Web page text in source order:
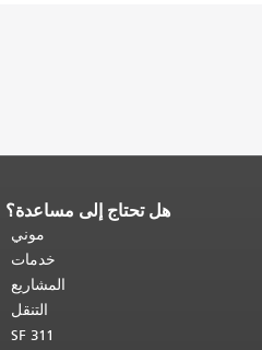
هل تحتاج إلى مساعدة؟
موني
خدمات
المشاريع
التنقل
SF 311